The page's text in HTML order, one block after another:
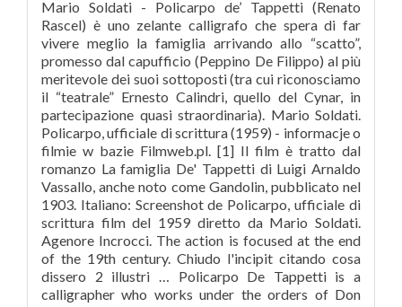
Mario Soldati - Policarpo de’ Tappetti (Renato
Rascel) è uno zelante calligrafo che spera di far
vivere meglio la famiglia arrivando allo “scatto”,
promesso dal capufficio (Peppino De Filippo) al più
meritevole dei suoi sottoposti (tra cui riconosciamo
il “teatrale” Ernesto Calindri, quello del Cynar, in
partecipazione quasi straordinaria). Mario Soldati.
Policarpo, ufficiale di scrittura (1959) - informacje o
filmie w bazie Filmweb.pl. [1] Il film è tratto dal
romanzo La famiglia De' Tappetti di Luigi Arnaldo
Vassallo, anche noto come Gandolin, pubblicato nel
1903. Italiano: Screenshot de Policarpo, ufficiale di
scrittura film del 1959 diretto da Mario Soldati.
Agenore Incrocci. The action is focused at the end
of the 19th century. Chiudo l'incipit citando cosa
dissero 2 illustri … Policarpo De Tappetti is a
calligrapher who works under the orders of Don